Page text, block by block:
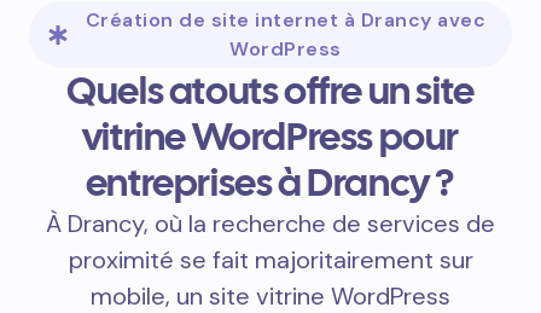
Création de site internet à Drancy avec
WordPress
Quels atouts offre un site
vitrine WordPress pour
entreprises à Drancy ?
À Drancy, où la recherche de services de
proximité se fait majoritairement sur
mobile, un site vitrine WordPress